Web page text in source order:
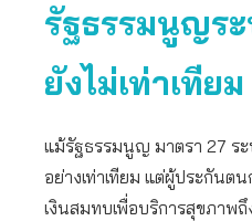
รัฐธรรมนูญร
ยังไม่เท่าเทียม
แม้รัฐธรรมนูญ มาตรา 27 ร
อย่างเท่าเทียม แต่ผู้ประกันต
เงินสมทบเพื่อบริการสุขภาพถึ